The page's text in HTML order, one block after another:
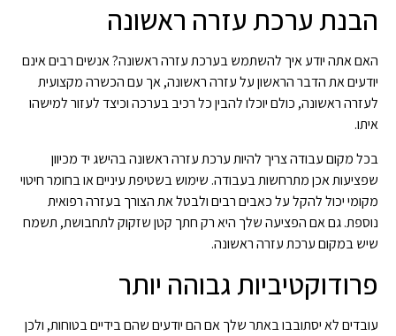
הבנת ערכת עזרה ראשונה
האם אתה יודע איך להשתמש בערכת עזרה ראשונה? אנשים רבים אינם
יודעים את הדבר הראשון על עזרה ראשונה, אך עם הכשרה מקצועית
לעזרה ראשונה, כולם יוכלו להבין כל רכיב בערכה וכיצד לעזור למישהו
איתו.
בכל מקום עבודה צריך להיות ערכת עזרה ראשונה בהישג יד מכיוון
שפציעות אכן מתרחשות בעבודה. שימוש בשטיפת עיניים או בחומר חיטוי
מקומי יכול להקל על כאבים רבים ולבטל את הצורך בעזרה רפואית
נוספת. גם אם הפציעה שלך היא רק חתך קטן שזקוק לתחבושת, תשמח
שיש במקום ערכת עזרה ראשונה.
פרודוקטיביות גבוהה יותר
עובדים לא יסתובבו באתר שלך אם הם יודעים שהם בידיים בטוחות, ולכן